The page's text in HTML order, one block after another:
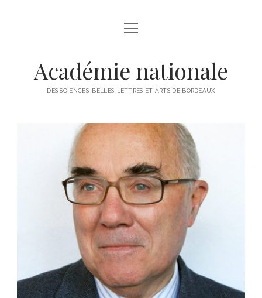
ACCUEIL
ACTUALITÉS
CONSEIL D’ADMINISTRATION
MEMBRES DE DROIT
MEMBRES RÉSIDANTS
MEMBRES HONORAIRES
MEMBRES D’HONNEUR
MEMBRES ASSOCIÉS
MEMBRES CORRESPONDANTS
2024
2023
2022
2021
2020
2019
PRIX
PUBLICATIONS
ACTES ANNUELS
BROCHURE ANNUELLE DE PRESENTATION DES PRIX
AUTRES PUBLICATIONS
TABLES QUINQUENNALES
Académie nationale
DES SCIENCES, BELLES-LETTRES ET ARTS DE BORDEAUX